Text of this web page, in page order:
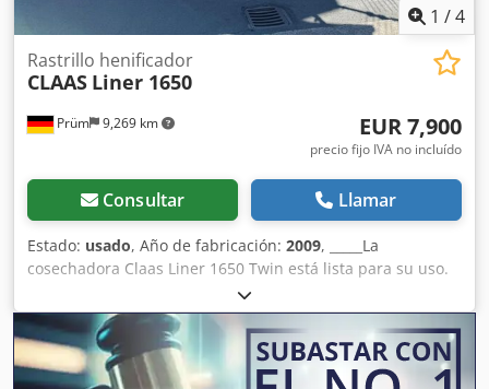
1 /4
Prüm 9,269 km
Rastrillo henificador
CLAAS Liner 1650
EUR 7,900
precio fijo IVA no incluído
Consultar Llamar
Estado: usado, Año de fabricación: 2009, _____La
cosechadora Claas Liner 1650 Twin está lista para su uso.
Crjdpfxszp Angj Ah Iof Chasis de 6 ruedas. Precio: 7.900,00
euros, sin IVA. Ubicación: no especificada.